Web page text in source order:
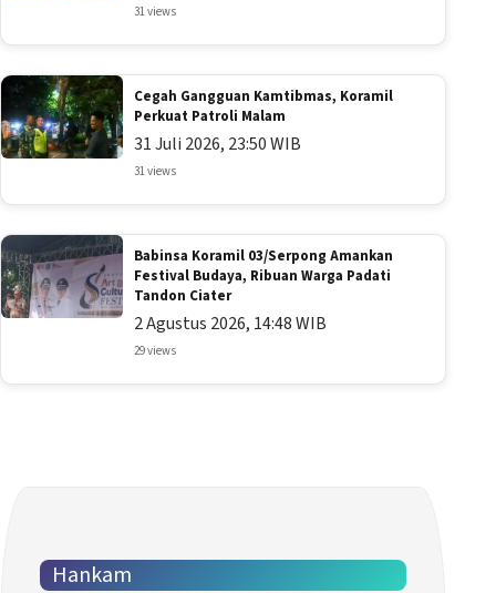
31 views
Cegah Gangguan Kamtibmas, Koramil
Perkuat Patroli Malam
31 Juli 2026, 23:50 WIB
31 views
Babinsa Koramil 03/Serpong Amankan
Festival Budaya, Ribuan Warga Padati
Tandon Ciater
2 Agustus 2026, 14:48 WIB
29 views
Hankam